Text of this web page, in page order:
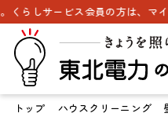
しサービス会員の方は、マイ
トップ ハウスクリーニング